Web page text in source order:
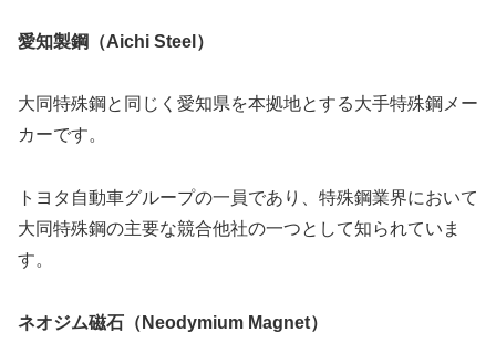
愛知製鋼（Aichi Steel）
大同特殊鋼と同じく愛知県を本拠地とする大手特殊鋼メー
カーです。
トヨタ自動車グループの一員であり、特殊鋼業界において
大同特殊鋼の主要な競合他社の一つとして知られていま
す。
ネオジム磁石（Neodymium Magnet）